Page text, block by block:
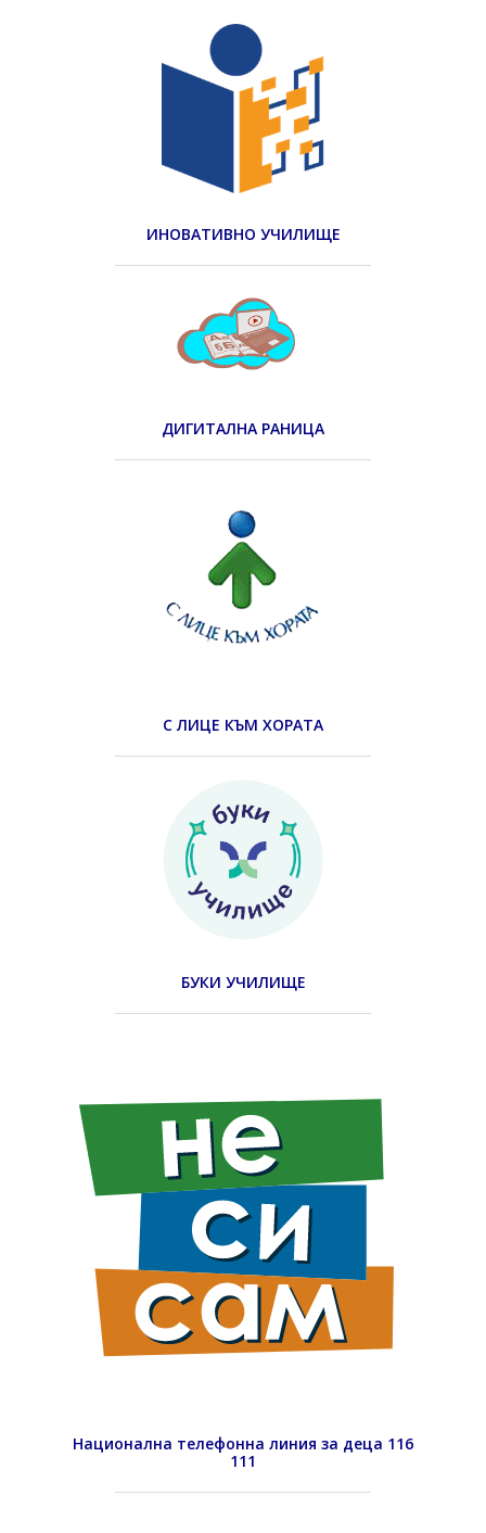
ИНОВАТИВНО УЧИЛИЩЕ
ДИГИТАЛНА РАНИЦА
С ЛИЦЕ КЪМ ХОРАТА
БУКИ УЧИЛИЩЕ
Национална телефонна линия за деца 116
111